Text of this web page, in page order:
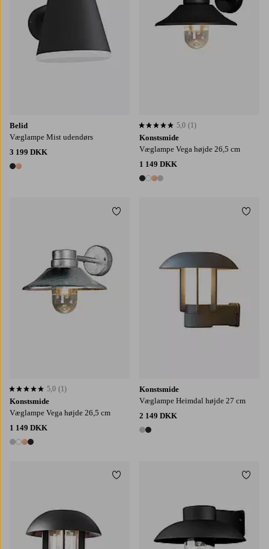
Belid
Væglampe Mist udendørs
3 199 DKK
2 farver
Konstsmide
Væglampe Vega højde 26,5 cm
1 149 DKK
4 farver
5,0 baseret på 1 bedømmelser
5,0 (1)
Konstsmide
Væglampe Vega højde 26,5 cm
1 149 DKK
4 farver
5,0 baseret på 1 bedømmelser
5,0 (1)
Tilføj til favoritter
Konstsmide
Væglampe Heimdal højde 27 cm
2 149 DKK
2 farver
Tilføj til favoritter